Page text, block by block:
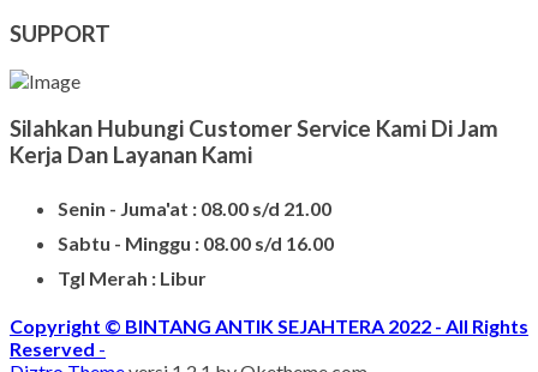
SUPPORT
Silahkan Hubungi Customer Service Kami Di Jam
Kerja Dan Layanan Kami
Senin - Juma'at : 08.00 s/d 21.00
Sabtu - Minggu : 08.00 s/d 16.00
Tgl Merah : Libur
Copyright © BINTANG ANTIK SEJAHTERA 2022 - All Rights
Reserved -